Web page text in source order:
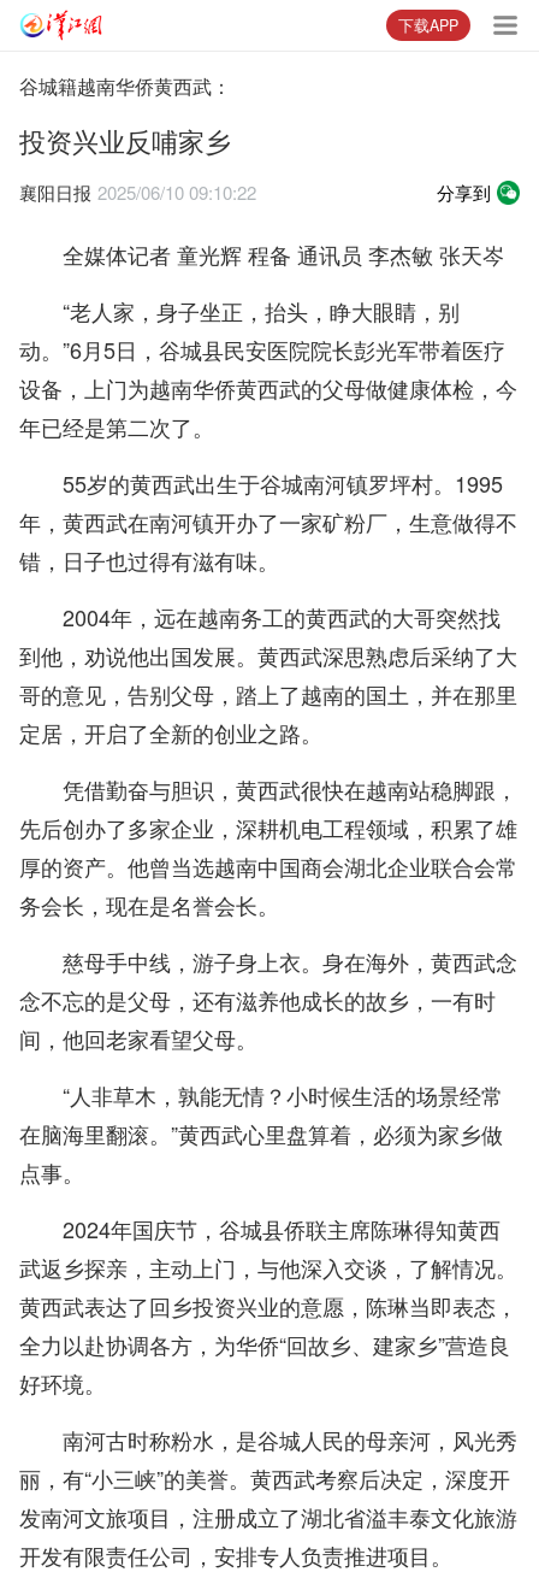
下载APP
谷城籍越南华侨黄西武：
投资兴业反哺家乡
襄阳日报 2025/06/10 09:10:22 分享到
全媒体记者 童光辉 程备 通讯员 李杰敏 张天岑
“老人家，身子坐正，抬头，睁大眼睛，别
动。”6月5日，谷城县民安医院院长彭光军带着医疗
设备，上门为越南华侨黄西武的父母做健康体检，今
年已经是第二次了。
55岁的黄西武出生于谷城南河镇罗坪村。1995
年，黄西武在南河镇开办了一家矿粉厂，生意做得不
错，日子也过得有滋有味。
2004年，远在越南务工的黄西武的大哥突然找
到他，劝说他出国发展。黄西武深思熟虑后采纳了大
哥的意见，告别父母，踏上了越南的国土，并在那里
定居，开启了全新的创业之路。
凭借勤奋与胆识，黄西武很快在越南站稳脚跟，
先后创办了多家企业，深耕机电工程领域，积累了雄
厚的资产。他曾当选越南中国商会湖北企业联合会常
务会长，现在是名誉会长。
慈母手中线，游子身上衣。身在海外，黄西武念
念不忘的是父母，还有滋养他成长的故乡，一有时
间，他回老家看望父母。
“人非草木，孰能无情？小时候生活的场景经常
在脑海里翻滚。”黄西武心里盘算着，必须为家乡做
点事。
2024年国庆节，谷城县侨联主席陈琳得知黄西
武返乡探亲，主动上门，与他深入交谈，了解情况。
黄西武表达了回乡投资兴业的意愿，陈琳当即表态，
全力以赴协调各方，为华侨“回故乡、建家乡”营造良
好环境。
南河古时称粉水，是谷城人民的母亲河，风光秀
丽，有“小三峡”的美誉。黄西武考察后决定，深度开
发南河文旅项目，注册成立了湖北省溢丰泰文化旅游
开发有限责任公司，安排专人负责推进项目。